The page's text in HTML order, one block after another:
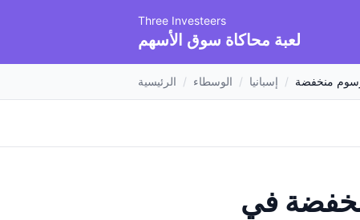
Three Investeers
لعبة محاكاة سوق الأسهم
الرئيسية / الوسطاء / إسبانيا / منخفضة